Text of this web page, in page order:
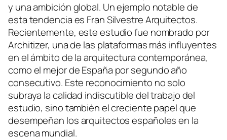
y una ambición global. Un ejemplo notable de
esta tendencia es Fran Silvestre Arquitectos.
Recientemente, este estudio fue nombrado por
Architizer, una de las plataformas más influyentes
en el ámbito de la arquitectura contemporánea,
como el mejor de España por segundo año
consecutivo. Este reconocimiento no solo
subraya la calidad indiscutible del trabajo del
estudio, sino también el creciente papel que
desempeñan los arquitectos españoles en la
escena mundial.